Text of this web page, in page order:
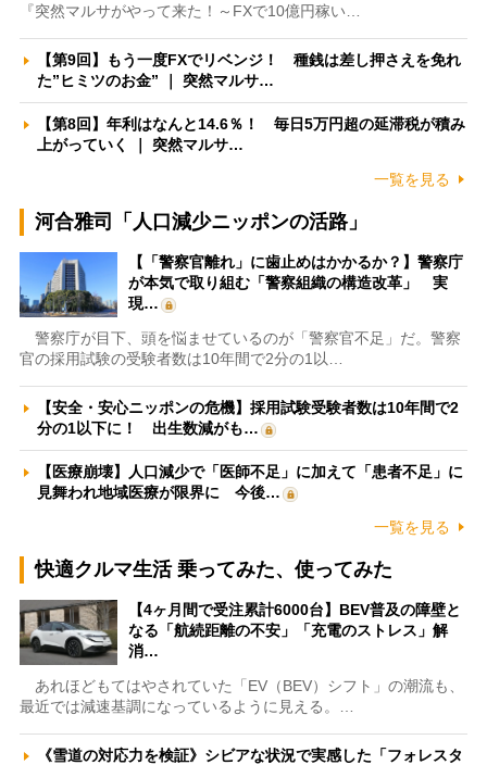
『突然マルサがやって来た！～FXで10億円稼い…
【第9回】もう一度FXでリベンジ！ 種銭は差し押さえを免れ
た”ヒミツのお金” ｜ 突然マルサ…
【第8回】年利はなんと14.6％！ 毎日5万円超の延滞税が積み
上がっていく ｜ 突然マルサ…
一覧を見る
河合雅司「人口減少ニッポンの活路」
【「警察官離れ」に歯止めはかかるか？】警察庁
が本気で取り組む「警察組織の構造改革」 実
現…
警察庁が目下、頭を悩ませているのが「警察官不足」だ。警察
官の採用試験の受験者数は10年間で2分の1以…
【安全・安心ニッポンの危機】採用試験受験者数は10年間で2
分の1以下に！ 出生数減がも…
【医療崩壊】人口減少で「医師不足」に加えて「患者不足」に
見舞われ地域医療が限界に 今後…
一覧を見る
快適クルマ生活 乗ってみた、使ってみた
【4ヶ月間で受注累計6000台】BEV普及の障壁と
なる「航続距離の不安」「充電のストレス」解
消…
あれほどもてはやされていた「EV（BEV）シフト」の潮流も、
最近では減速基調になっているように見える。…
《雪道の対応力を検証》シビアな状況で実感した「フォレスタ